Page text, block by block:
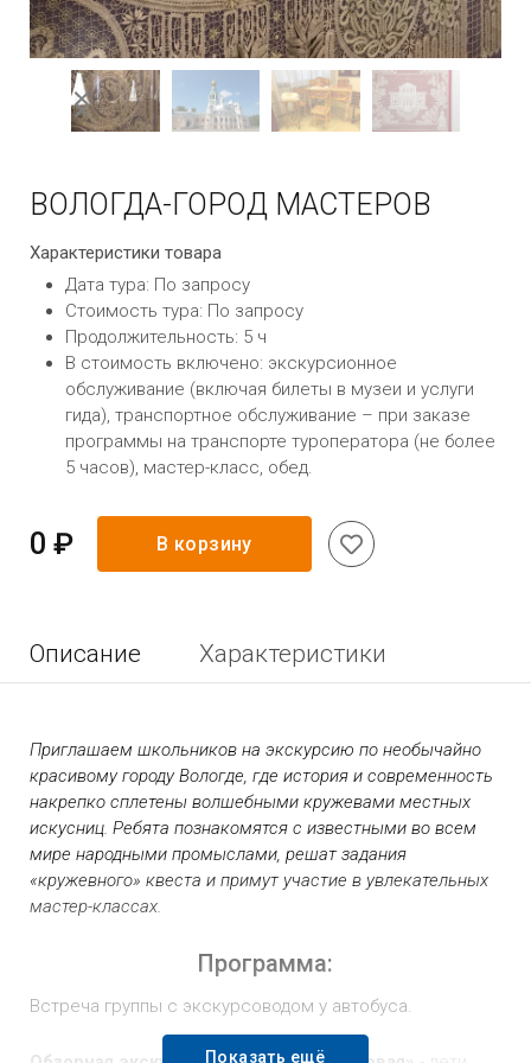
ВОЛОГДА-ГОРОД МАСТЕРОВ
Характеристики товара
Дата тура: По запросу
Стоимость тура: По запросу
Продолжительность: 5 ч
В стоимость включено: экскурсионное
обслуживание (включая билеты в музеи и услуги
гида), транспортное обслуживание – при заказе
программы на транспорте туроператора (не более
5 часов), мастер-класс, обед.
0 ₽ В корзину
Описание Характеристики
Приглашаем школьников на экскурсию по необычайно
красивому городу Вологде, где история и современность
накрепко сплетены волшебными кружевами местных
искусниц. Ребята познакомятся с известными во всем
мире народными промыслами, решат задания
«кружевного» квеста и примут участие в увлекательных
мастер-классах.
Программа:
Встреча группы с экскурсоводом у автобуса.
Показать ещё